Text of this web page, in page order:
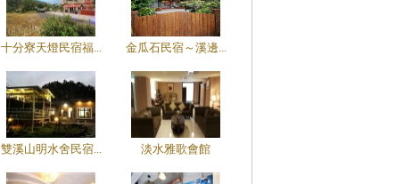
十分寮天燈民宿福... 金瓜石民宿～溪邊...
雙溪山明水舍民宿... 淡水雅歌會館